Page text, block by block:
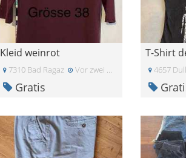
Kleid weinrot
7310 Bad Ragaz Vor zwei Monaten
Gratis
4657